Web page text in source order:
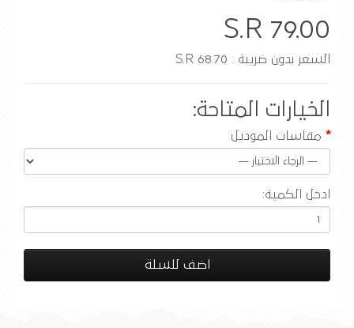
S.R 79.00
السعر بدون ضريبة : S.R 68.70
الخيارات المتاحة:
مقاسات الموديل
ادخل الكمية:
اضف للسلة